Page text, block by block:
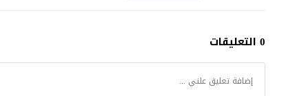
0 التعليقات